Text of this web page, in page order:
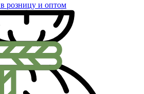
в розницу и оптом